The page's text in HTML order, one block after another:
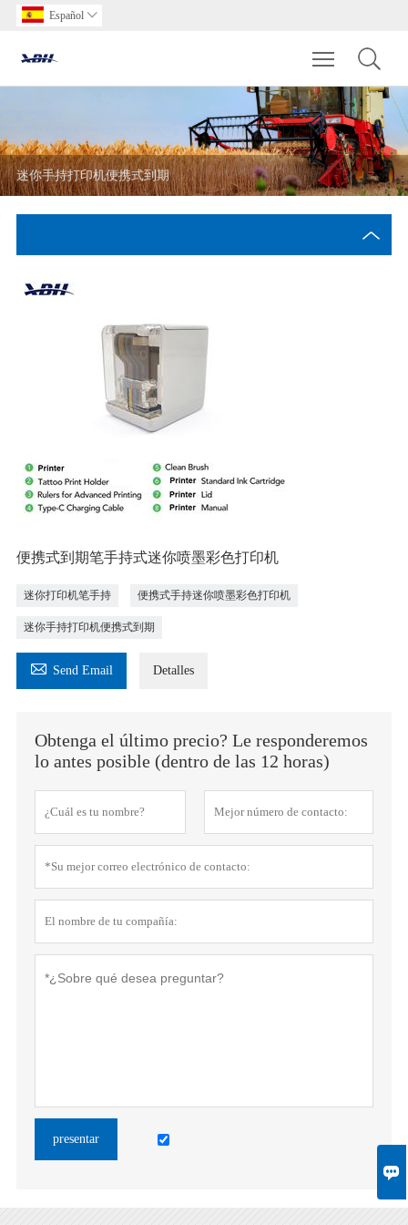

Español 
Toggle
迷你手持打印机便携式到期
便携式到期笔手持式迷你喷墨彩色打印机
迷你打印机笔手持 便携式手持迷你喷墨彩色打印机
迷你手持打印机便携式到期
 Send Email Detalles
Obtenga el último precio? Le responderemos
lo antes posible (dentro de las 12 horas)
presentar